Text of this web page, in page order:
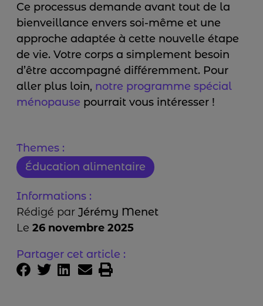
Ce processus demande avant tout de la
bienveillance envers soi-même et une
approche adaptée à cette nouvelle étape
de vie. Votre corps a simplement besoin
d’être accompagné différemment. Pour
aller plus loin, notre programme spécial
ménopause pourrait vous intéresser !
Themes :
Éducation alimentaire
Informations :
Rédigé par Jérémy Menet
Le 26 novembre 2025
Partager cet article :